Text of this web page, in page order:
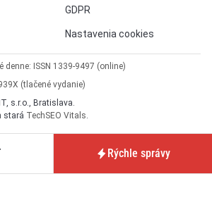
GDPR
Nastavenia cookies
denne: ISSN 1339-9497 (online)
(tlačené vydanie)
s.r.o., Bratislava.
stará TechSEO Vitals.
Rýchle správy